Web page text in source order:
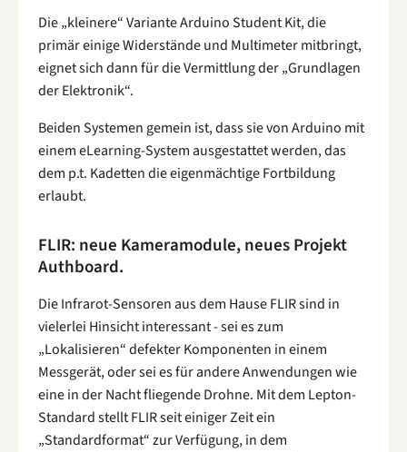
Die „kleinere“ Variante Arduino Student Kit, die
primär einige Widerstände und Multimeter mitbringt,
eignet sich dann für die Vermittlung der „Grundlagen
der Elektronik“.
Beiden Systemen gemein ist, dass sie von Arduino mit
einem eLearning-System ausgestattet werden, das
dem p.t. Kadetten die eigenmächtige Fortbildung
erlaubt.
FLIR: neue Kameramodule, neues Projekt
Authboard.
Die Infrarot-Sensoren aus dem Hause FLIR sind in
vielerlei Hinsicht interessant - sei es zum
„Lokalisieren“ defekter Komponenten in einem
Messgerät, oder sei es für andere Anwendungen wie
eine in der Nacht fliegende Drohne. Mit dem Lepton-
Standard stellt FLIR seit einiger Zeit ein
„Standardformat“ zur Verfügung, in dem